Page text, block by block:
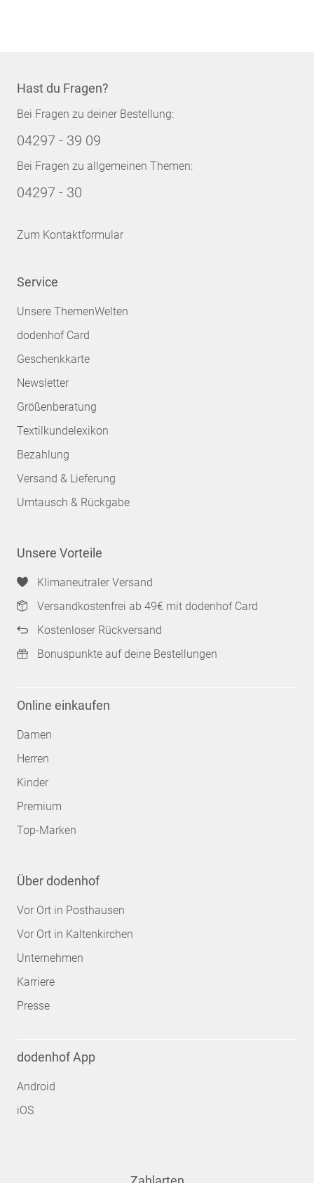
Hast du Fragen?
Bei Fragen zu deiner Bestellung:
04297 - 39 09
Bei Fragen zu allgemeinen Themen:
04297 - 30
Zum Kontaktformular
Service
Unsere ThemenWelten
dodenhof Card
Geschenkkarte
Newsletter
Größenberatung
Textilkundelexikon
Bezahlung
Versand & Lieferung
Umtausch & Rückgabe
Unsere Vorteile
Klimaneutraler Versand
Versandkostenfrei ab 49€ mit dodenhof Card
Kostenloser Rückversand
Bonuspunkte auf deine Bestellungen
Online einkaufen
Damen
Herren
Kinder
Premium
Top-Marken
Über dodenhof
Vor Ort in Posthausen
Vor Ort in Kaltenkirchen
Unternehmen
Karriere
Presse
dodenhof App
Android
iOS